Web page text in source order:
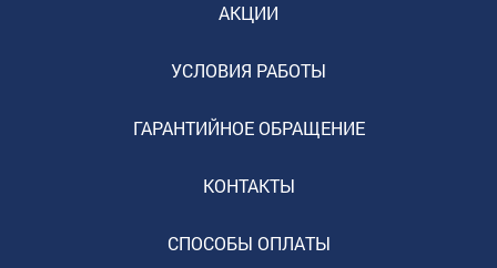
АКЦИИ
УСЛОВИЯ РАБОТЫ
ГАРАНТИЙНОЕ ОБРАЩЕНИЕ
КОНТАКТЫ
СПОСОБЫ ОПЛАТЫ